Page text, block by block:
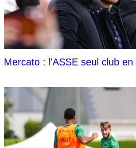
Mercato : l'ASSE seul club en